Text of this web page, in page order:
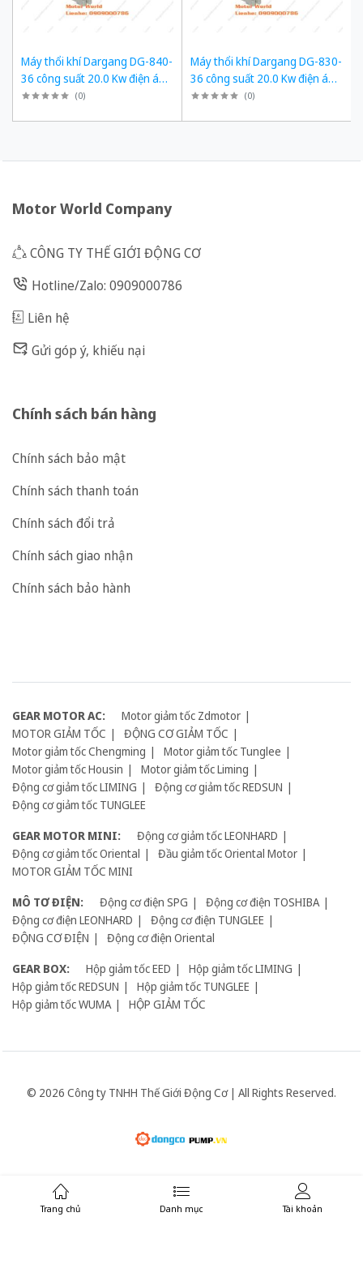
Máy thổi khí Dargang DG-840-
36 công suất 20.0 Kw điện áp
3 pha 380VAC, 50Hz
(0)
Máy thổi khí Dargang DG-830-
36 công suất 20.0 Kw điện áp
3 pha 380VAC, 50Hz
(0)
Motor World Company
CÔNG TY THẾ GIỚI ĐỘNG CƠ
Hotline/Zalo: 0909000786
Liên hệ
Gửi góp ý, khiếu nại
Chính sách bán hàng
Chính sách bảo mật
Chính sách thanh toán
Chính sách đổi trả
Chính sách giao nhận
Chính sách bảo hành
GEAR MOTOR AC:
Motor giảm tốc Zdmotor
MOTOR GIẢM TỐC
ĐỘNG CƠ GIẢM TỐC
Motor giảm tốc Chengming
Motor giảm tốc Tunglee
Motor giảm tốc Housin
Motor giảm tốc Liming
Động cơ giảm tốc LIMING
Động cơ giảm tốc REDSUN
Động cơ giảm tốc TUNGLEE
GEAR MOTOR MINI:
Động cơ giảm tốc LEONHARD
Động cơ giảm tốc Oriental
Đầu giảm tốc Oriental Motor
MOTOR GIẢM TỐC MINI
MÔ TƠ ĐIỆN:
Động cơ điện SPG
Động cơ điện TOSHIBA
Động cơ điện LEONHARD
Động cơ điện TUNGLEE
ĐỘNG CƠ ĐIỆN
Động cơ điện Oriental
GEAR BOX:
Hộp giảm tốc EED
Hộp giảm tốc LIMING
Hộp giảm tốc REDSUN
Hộp giảm tốc TUNGLEE
Hộp giảm tốc WUMA
HỘP GIẢM TỐC
© 2026 Công ty TNHH Thế Giới Động Cơ | All Rights Reserved.
Giữ liên lạc:
Trang chủ Danh mục Tài khoản